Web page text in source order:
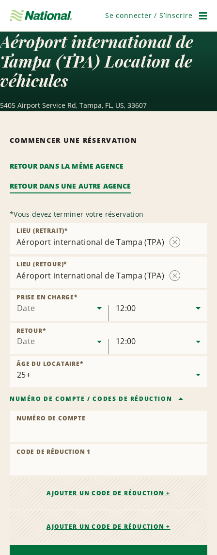
navigation
Se connecter / S’inscrire
Aéroport international de
Tampa (TPA) Location de
véhicules
5405 Airport Service Rd, Tampa, FL, US, 33607
COMMENCER UNE RÉSERVATION
RETOUR DANS LA MÊME AGENCE
RETOUR DANS UNE AUTRE AGENCE
*Vous devez terminer votre réservation
Aéroport international de Tampa (TPA)
LIEU (RETRAIT)*
Aéroport international de Tampa (TPA)
LIEU (RETOUR)*
Date
PRISE EN CHARGE*
12:00
Date
RETOUR*
12:00
ÂGE DU LOCATAIRE*
NUMÉRO DE COMPTE /CODES DE RÉDUCTION
NUMÉRO DE COMPTE
CODE DE RÉDUCTION 1
AJOUTER UN CODE DE RÉDUCTION +
AJOUTER UN CODE DE RÉDUCTION +